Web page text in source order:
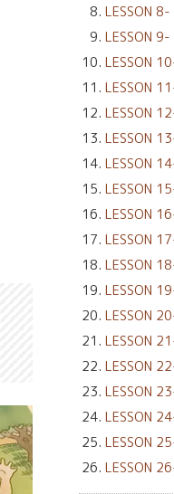
LESSON 8-
LESSON 9-
LESSON
LESSON
LESSON
LESSON
LESSON
LESSON
LESSON
LESSON
LESSON
LESSON
LESSON
LESSON
LESSON
LESSON
LESSON
LESSON
LESSON